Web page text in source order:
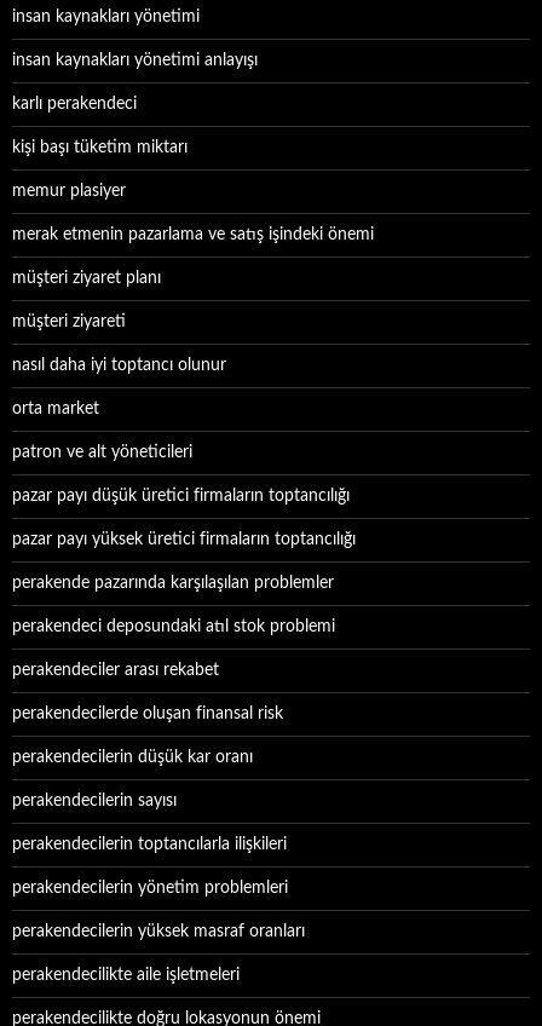
insan kaynakları yönetimi
insan kaynakları yönetimi anlayışı
karlı perakendeci
kişi başı tüketim miktarı
memur plasiyer
merak etmenin pazarlama ve satış işindeki önemi
müşteri ziyaret planı
müşteri ziyareti
nasıl daha iyi toptancı olunur
orta market
patron ve alt yöneticileri
pazar payı düşük üretici firmaların toptancılığı
pazar payı yüksek üretici firmaların toptancılığı
perakende pazarında karşılaşılan problemler
perakendeci deposundaki atıl stok problemi
perakendeciler arası rekabet
perakendecilerde oluşan finansal risk
perakendecilerin düşük kar oranı
perakendecilerin sayısı
perakendecilerin toptancılarla ilişkileri
perakendecilerin yönetim problemleri
perakendecilerin yüksek masraf oranları
perakendecilikte aile işletmeleri
perakendecilikte doğru lokasyonun önemi